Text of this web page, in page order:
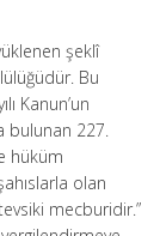
şeklî
Bu
Kanun’un
bulunan 227.
hüküm
olan
mecburidir.”